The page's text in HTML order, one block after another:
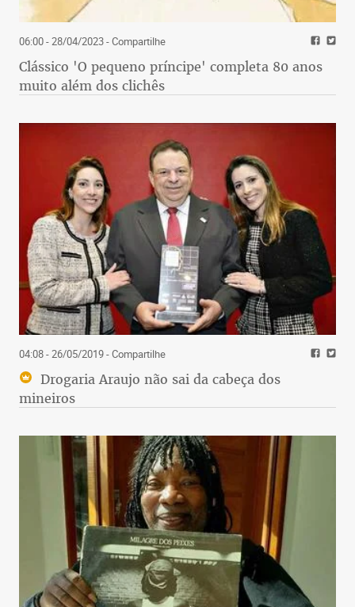
06:00 - 28/04/2023- Compartilhe
Clássico 'O pequeno príncipe' completa 80 anos
muito além dos clichês
04:08 - 26/05/2019- Compartilhe
Drogaria Araujo não sai da cabeça dos
mineiros